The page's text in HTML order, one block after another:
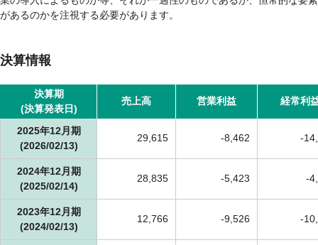
があるのかを注視する必要があります。
決算情報
決算期
(決算発表日)
売上高 営業利益 経常利
2025年12月期
(2026/02/13)
29,615 -8,462 -
2024年12月期
(2025/02/14)
28,835 -5,423 -
2023年12月期
(2024/02/13)
12,766 -9,526 -